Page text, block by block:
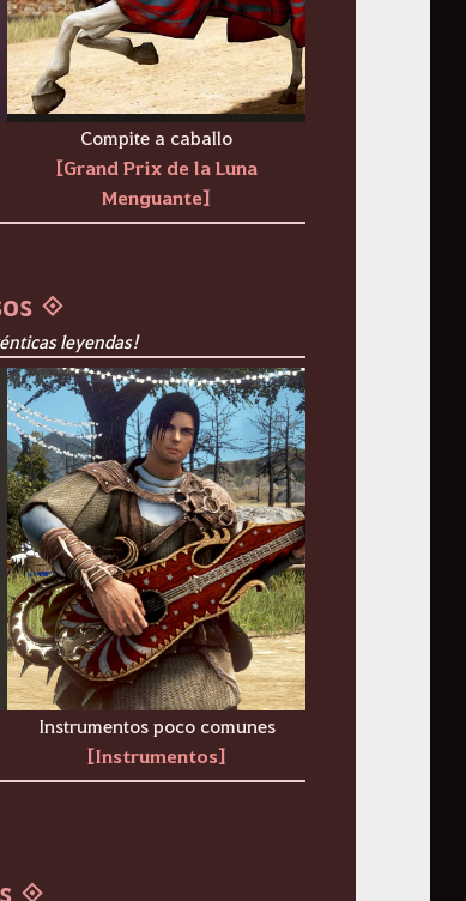
Compite a caballo
[Grand Prix de la Luna
Menguante]
◈
leyendas!
Instrumentos poco comunes
[Instrumentos]
◈